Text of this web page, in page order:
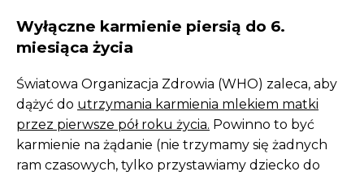
Wyłączne karmienie piersią do 6.
miesiąca życia
Światowa Organizacja Zdrowia (WHO) zaleca, aby
dążyć do utrzymania karmienia mlekiem matki
przez pierwsze pół roku życia. Powinno to być
karmienie na żądanie (nie trzymamy się żadnych
ram czasowych, tylko przystawiamy dziecko do